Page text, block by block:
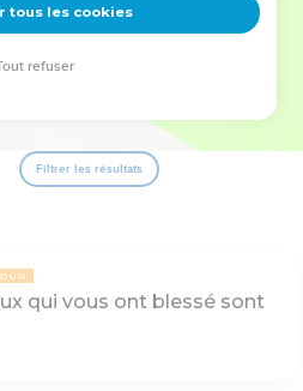
famille, leur expérience est faite
vous.
Filtrer les résultats
qui vous ont blessé sont
tous les cookies
refuser